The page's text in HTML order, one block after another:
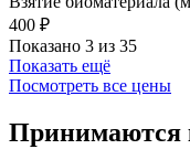
400 ₽
Показано 3 из 35
Показать ещё
Посмотреть все цены
Принимаются